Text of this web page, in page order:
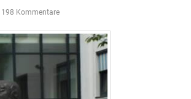
198 Kommentare